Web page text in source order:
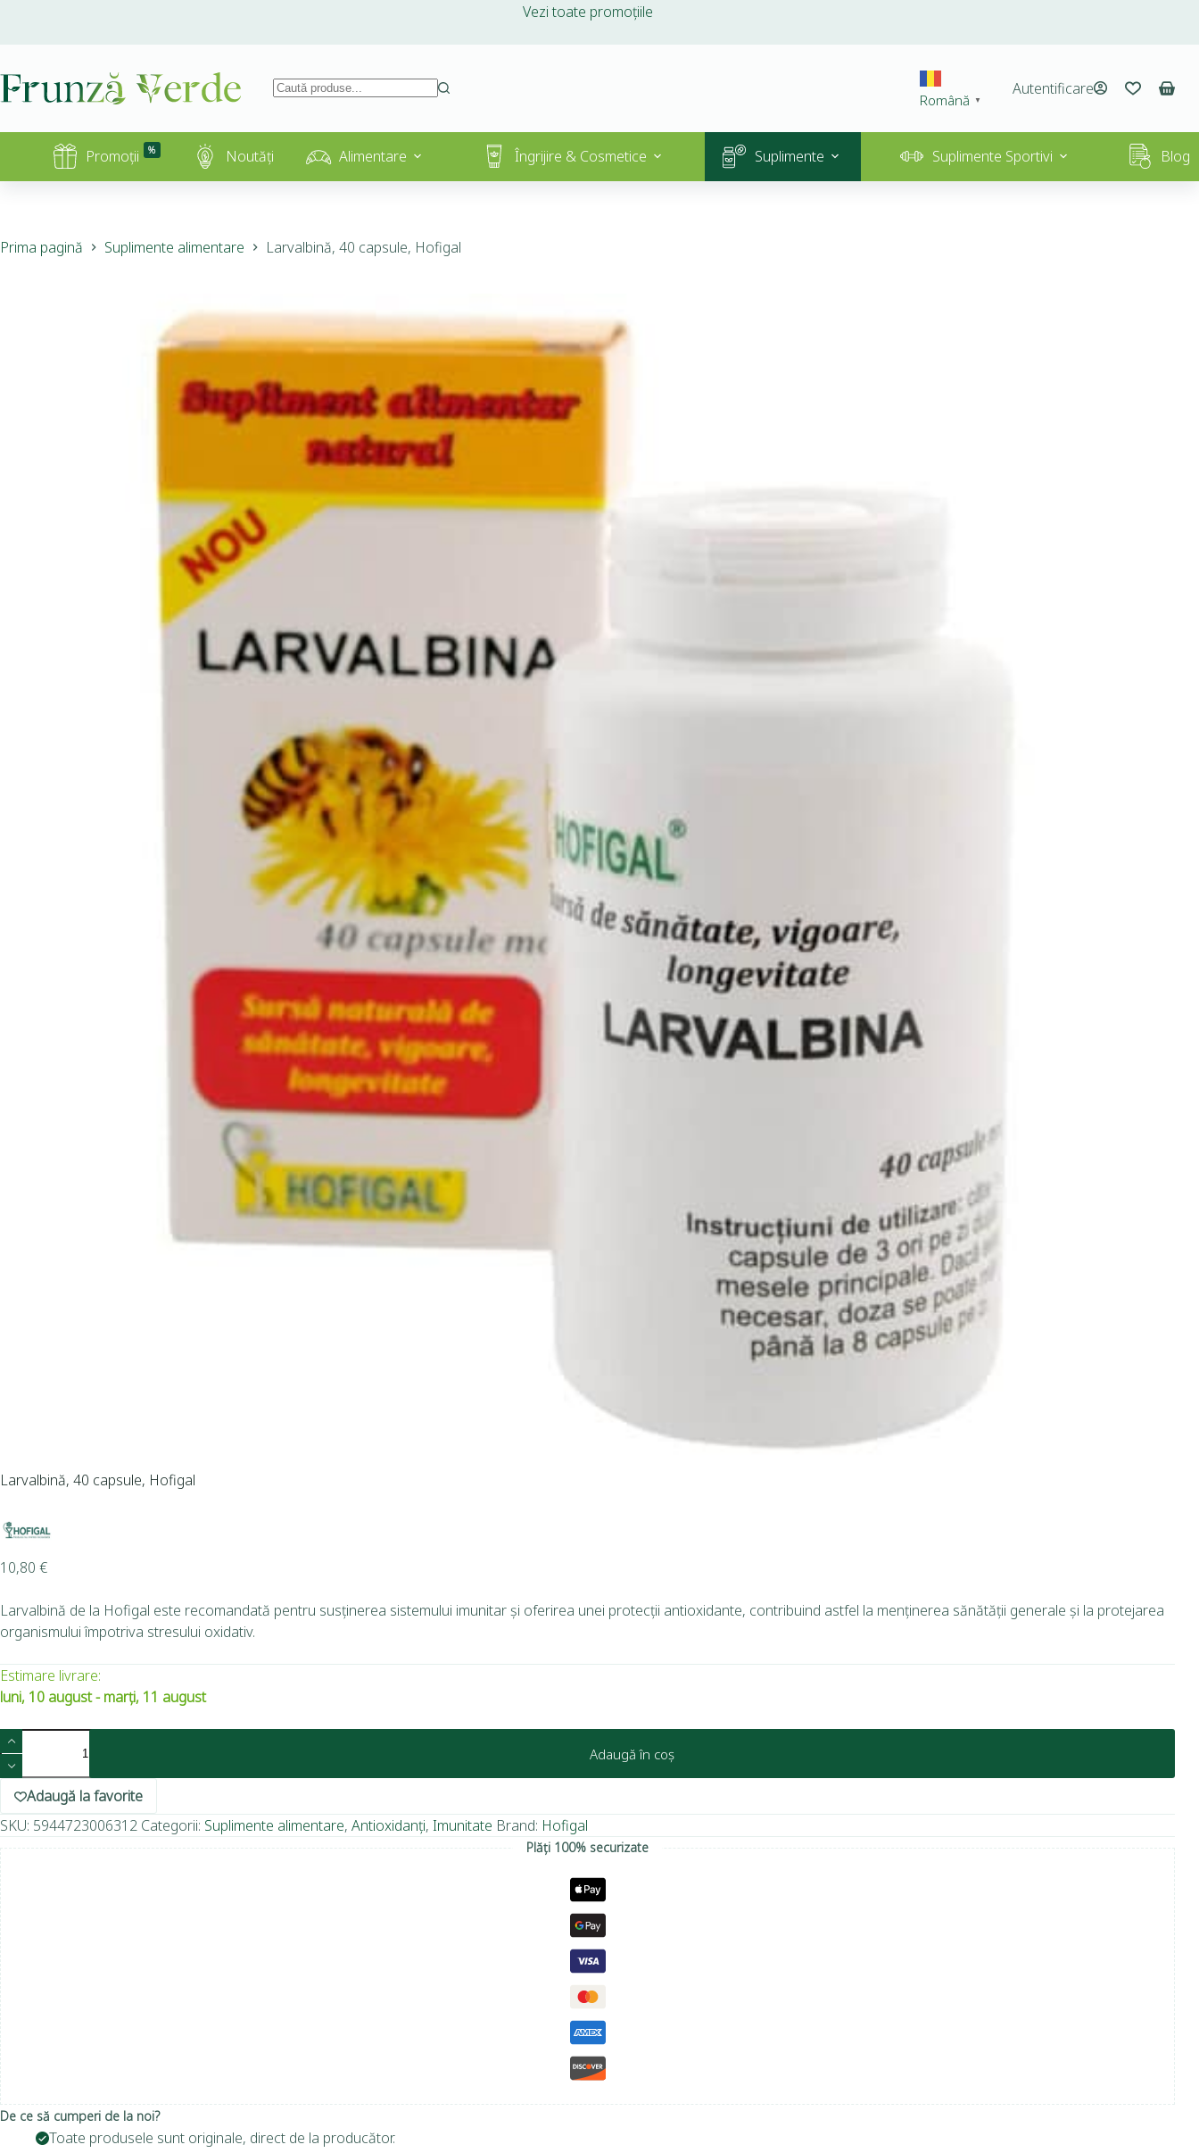
Vezi toate promoțiile
Română ▼
Autentificare
Promoții % Noutăți Alimentare Îngrijire & Cosmetice Suplimente Suplimente Sportivi Blog
Prima pagină Suplimente alimentare Larvalbină, 40 capsule, Hofigal
Larvalbină, 40 capsule, Hofigal
10,80 €
Larvalbină de la Hofigal este recomandată pentru susținerea sistemului imunitar și oferirea unei protecții antioxidante, contribuind astfel la menținerea sănătății generale și la protejarea
organismului împotriva stresului oxidativ.
Estimare livrare:
luni, 10 august - marți, 11 august
Adaugă în coș
Adaugă la favorite
SKU: 5944723006312 Categorii: Suplimente alimentare, Antioxidanți, Imunitate Brand: Hofigal
Plăți 100% securizate
De ce să cumperi de la noi?
Toate produsele sunt originale, direct de la producător.